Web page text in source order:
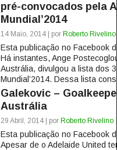
pré-convocados pela
Mundial’2014
14 Maio, 2014 | por Roberto Rivelino
Esta publicação no Facebook
Há instantes, Ange
Austrália, divulgou a lista dos
Mundial’2014. Dessa lista
Galekovic –
Austrália
29 Abril, 2014 | por Roberto Rivelino
Esta publicação no Facebook
Apesar de o Adelaide United